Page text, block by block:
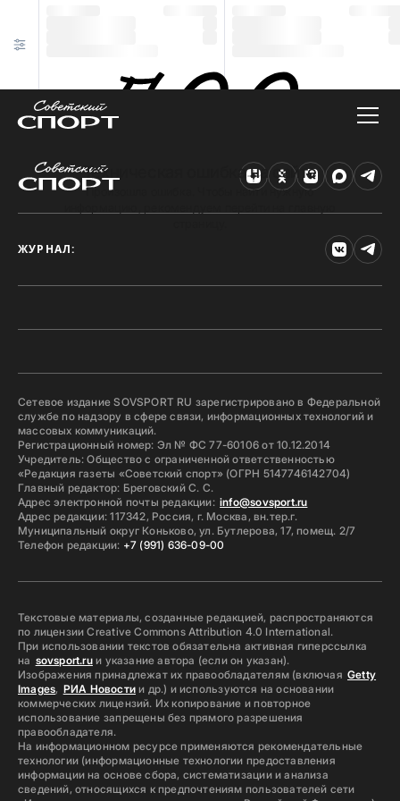
Техническая ошибка на сайте
Произошла ошибка. Чтобы найти нужную
ЖУРНАЛ:
Сетевое издание SOVSPORT RU зарегистрировано в Федеральной
службе по надзору в сфере связи, информационных технологий и
массовых коммуникаций.
Регистрационный номер: Эл № ФС 77-60106 от 10.12.2014
Учредитель: Общество с ограниченной ответственностью
«Редакция газеты «Советский спорт» (ОГРН 5147746142704)
Главный редактор: Бреговский С. С.
Адрес электронной почты редакции: info@sovsport.ru
Адрес редакции: 117342, Россия, г. Москва, вн.тер.г.
Муниципальный округ Коньково, ул. Бутлерова, 17, помещ. 2/7
Телефон редакции: +7 (991) 636-09-00
Текстовые материалы, созданные редакцией, распространяются
по лицензии Creative Commons Attribution 4.0 International.
При использовании текстов обязательна активная гиперссылка
на sovsport.ruи указание автора (если он указан).
Изображения принадлежат их правообладателям (включая Getty
Images, РИА Новостии др.) и используются на основании
коммерческих лицензий. Их копирование и повторное
использование запрещены без прямого разрешения
правообладателя.
На информационном ресурсе применяются рекомендательные
технологии (информационные технологии предоставления
информации на основе сбора, систематизации и анализа
сведений, относящихся к предпочтениям пользователей сети